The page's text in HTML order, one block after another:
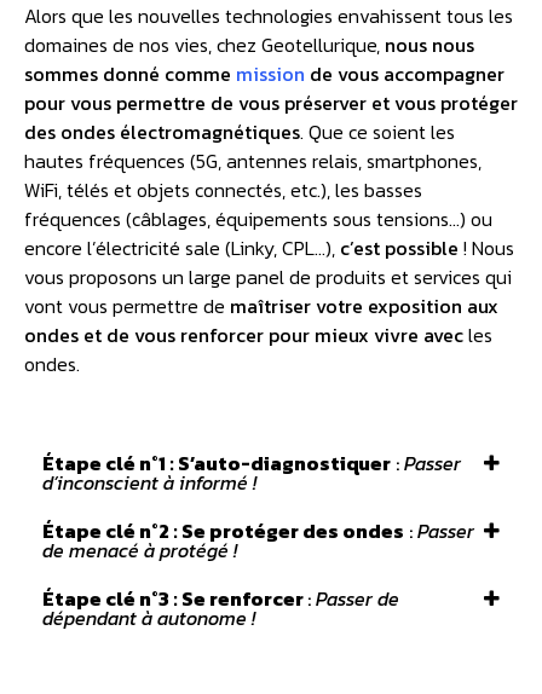
Alors que les nouvelles technologies envahissent tous les
domaines de nos vies, chez Geotellurique, nous nous
sommes donné comme mission de vous accompagner
pour vous permettre de vous préserver et vous protéger
des ondes électromagnétiques. Que ce soient les
hautes fréquences (5G, antennes relais, smartphones,
WiFi, télés et objets connectés, etc.), les basses
fréquences (câblages, équipements sous tensions…) ou
encore l’électricité sale (Linky, CPL…), c’est possible ! Nous
vous proposons un large panel de produits et services qui
vont vous permettre de maîtriser votre exposition aux
ondes et de vous renforcer pour mieux vivre avecles
ondes.
Étape clé n°1 : S’auto-diagnostiquer :Passer
d’inconscient à informé !
Étape clé n°2 : Se protéger des ondes :Passer
de menacé à protégé !
Étape clé n°3 : Se renforcer:Passer de
dépendant à autonome !